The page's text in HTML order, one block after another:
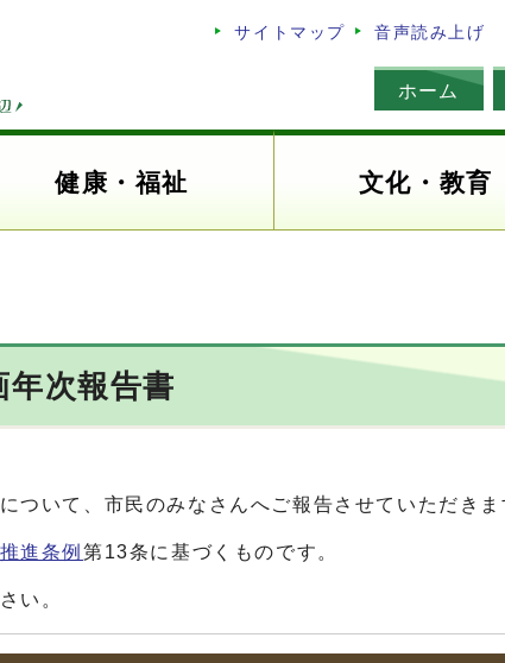
サイトマップ 音声読み上げ
ホーム
健康・福祉 文化・教育
年次報告書
ついて、市民のみなさんへご報告させていただきま
進条例第13条に基づくものです。
い。